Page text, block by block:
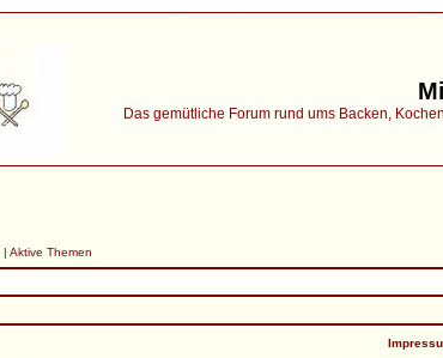
Das gemütliche Forum rund ums Backen,
| Aktive Themen